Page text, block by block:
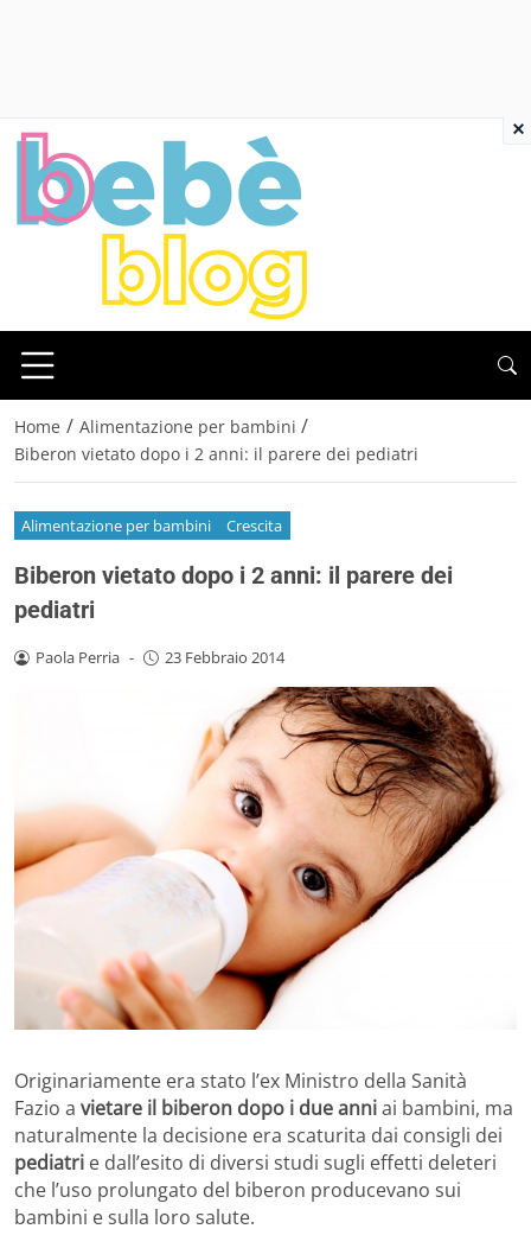
Home / Alimentazione per bambini /
Biberon vietato dopo i 2 anni: il parere dei pediatri
Alimentazione per bambini Crescita
Biberon vietato dopo i 2 anni: il parere dei
pediatri
Paola Perria - 23 Febbraio 2014
Originariamente era stato l’ex Ministro della Sanità
Fazio a vietare il biberon dopo i due anniai bambini, ma
naturalmente la decisione era scaturita dai consigli dei
pediatri e dall’esito di diversi studi sugli effetti deleteri
che l’uso prolungato del biberon producevano sui
bambini e sulla loro salute.
×